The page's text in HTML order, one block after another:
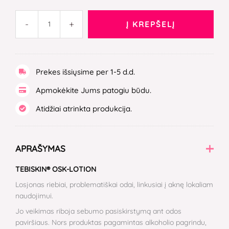
- + Į KREPŠELĮ
Prekes išsiųsime per 1-5 d.d.
Apmokėkite Jums patogiu būdu.
Atidžiai atrinkta produkcija.
APRAŠYMAS
TEBISKIN® OSK-LOTION
Losjonas riebiai, problematiškai odai, linkusiai į aknę lokaliam
naudojimui.
Jo veikimas riboja sebumo pasiskirstymą ant odos
paviršiaus. Nors produktas pagamintas alkoholio pagrindu,